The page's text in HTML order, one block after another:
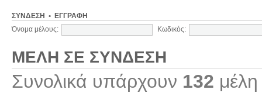
ΣΎΝΔΕΣΗ • ΕΓΓΡΑΦΉ
Όνομα μέλους: Κωδικός:
ΜΈΛΗ ΣΕ ΣΎΝΔΕΣΗ
Συνολικά υπάρχουν 132